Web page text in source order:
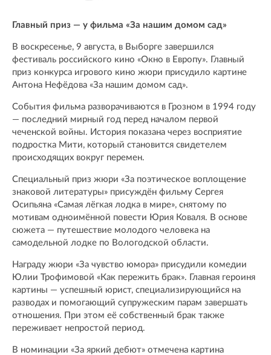
Главный приз — у фильма «За нашим домом сад»
В воскресенье, 9 августа, в Выборге завершился
фестиваль российского кино «Окно в Европу». Главный
приз конкурса игрового кино жюри присудило картине
Антона Нефёдова «За нашим домом сад».
События фильма разворачиваются в Грозном в 1994 году
— последний мирный год перед началом первой
чеченской войны. История показана через восприятие
подростка Мити, который становится свидетелем
происходящих вокруг перемен.
Специальный приз жюри «За поэтическое воплощение
знаковой литературы» присуждён фильму Сергея
Осипьяна «Самая лёгкая лодка в мире», снятому по
мотивам одноимённой повести Юрия Коваля. В основе
сюжета — путешествие молодого человека на
самодельной лодке по Вологодской области.
Награду жюри «За чувство юмора» присудили комедии
Юлии Трофимовой «Как пережить брак». Главная героиня
картины — успешный юрист, специализирующийся на
разводах и помогающий супружеским парам завершать
отношения. При этом её собственный брак также
переживает непростой период.
В номинации «За яркий дебют» отмечена картина